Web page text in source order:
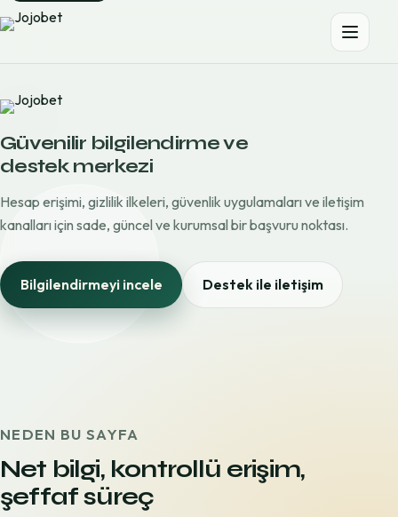
Güvenilir bilgilendirme ve
destek merkezi
Hesap erişimi, gizlilik ilkeleri, güvenlik uygulamaları ve iletişim
kanalları için sade, güncel ve kurumsal bir başvuru noktası.
Bilgilendirmeyi incele Destek ile iletişim
NEDEN BU SAYFA
Net bilgi, kontrollü erişim,
şeffaf süreç